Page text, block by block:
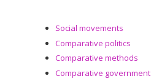
Social movements
Comparative politics
Comparative methods
Comparative government